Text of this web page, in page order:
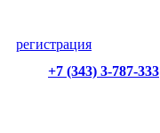
регистрация
+7 (343) 3-787-333